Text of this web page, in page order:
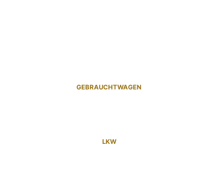
GEBRAUCHTWAGEN
LKW